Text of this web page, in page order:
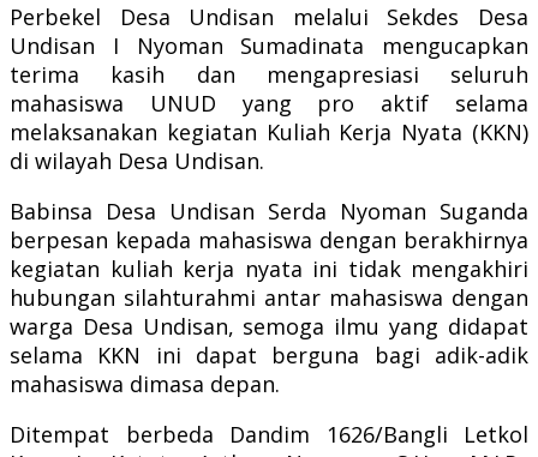
Perbekel Desa Undisan melalui Sekdes Desa
Undisan I Nyoman Sumadinata mengucapkan
terima kasih dan mengapresiasi seluruh
mahasiswa UNUD yang pro aktif selama
melaksanakan kegiatan Kuliah Kerja Nyata (KKN)
di wilayah Desa Undisan.
Babinsa Desa Undisan Serda Nyoman Suganda
berpesan kepada mahasiswa dengan berakhirnya
kegiatan kuliah kerja nyata ini tidak mengakhiri
hubungan silahturahmi antar mahasiswa dengan
warga Desa Undisan, semoga ilmu yang didapat
selama KKN ini dapat berguna bagi adik-adik
mahasiswa dimasa depan.
Ditempat berbeda Dandim 1626/Bangli Letkol